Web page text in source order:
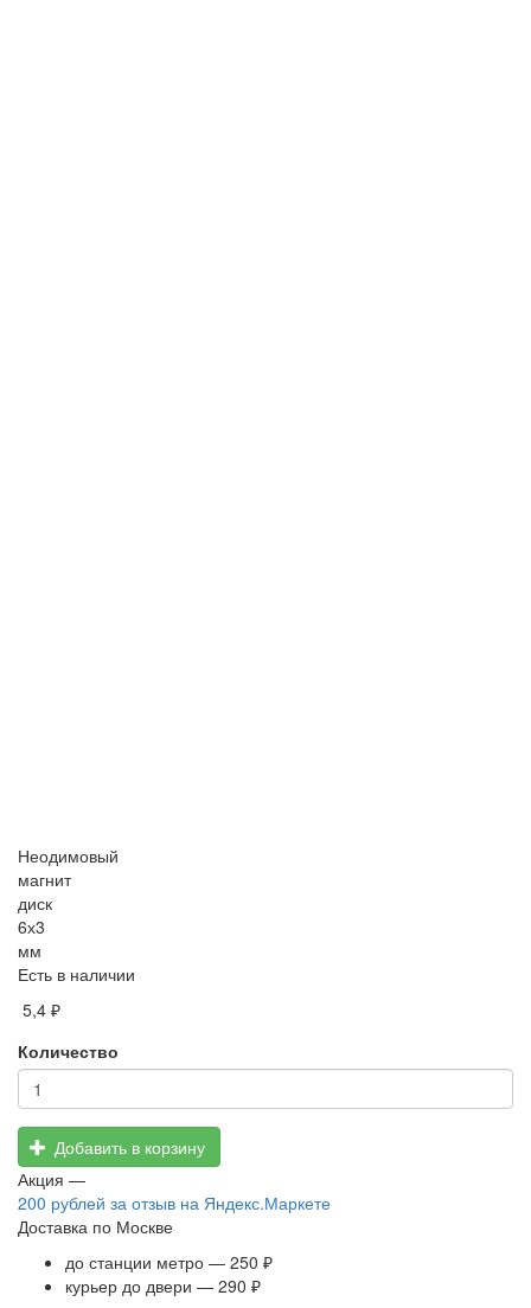
Неодимовый
магнит
диск
6х3
мм
Есть в наличии
5,4 ₽
Количество
Добавить в корзину
Акция —
200 рублей за отзыв на Яндекс.Маркете
Доставка по Москве
до станции метро — 250 ₽
курьер до двери — 290 ₽